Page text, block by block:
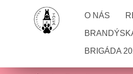
O NÁS
BRIGÁDA